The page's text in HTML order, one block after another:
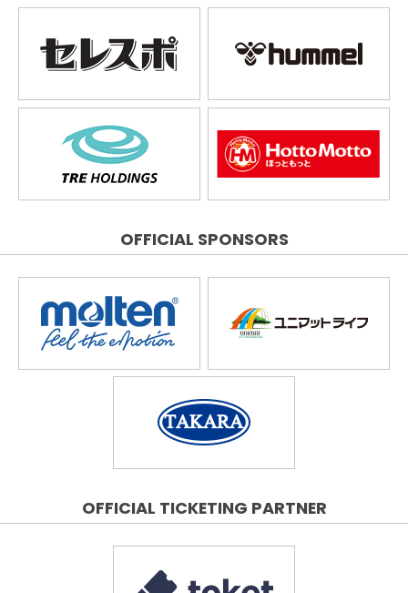
OFFICIAL SPONSORS
OFFICIAL TICKETING PARTNER